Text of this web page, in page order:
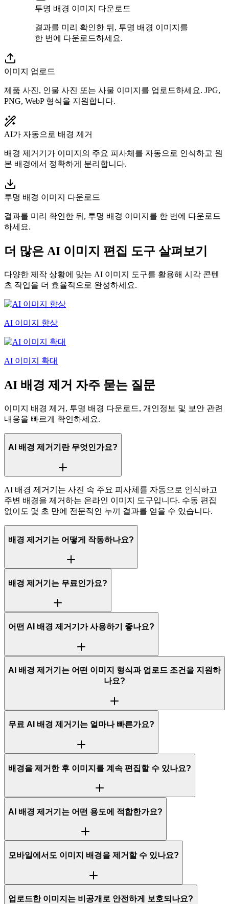
투명 배경 이미지 다운로드
결과를 미리 확인한 뒤, 투명 배경 이미지를
한 번에 다운로드하세요.
이미지 업로드
제품 사진, 인물 사진 또는 사물 이미지를 업로드하세요. JPG,
PNG, WebP 형식을 지원합니다.
AI가 자동으로 배경 제거
배경 제거기가 이미지의 주요 피사체를 자동으로 인식하고 원
본 배경에서 정확하게 분리합니다.
투명 배경 이미지 다운로드
결과를 미리 확인한 뒤, 투명 배경 이미지를 한 번에 다운로드
하세요.
더 많은 AI 이미지 편집 도구 살펴보기
다양한 제작 상황에 맞는 AI 이미지 도구를 활용해 시각 콘텐
츠 작업을 더 효율적으로 완성하세요.
AI 이미지 향상
AI 이미지 확대
AI 배경 제거 자주 묻는 질문
이미지 배경 제거, 투명 배경 다운로드, 개인정보 및 보안 관련
내용을 빠르게 확인하세요.
AI 배경 제거기란 무엇인가요?
AI 배경 제거기는 사진 속 주요 피사체를 자동으로 인식하고
주변 배경을 제거하는 온라인 이미지 도구입니다. 수동 편집
없이도 몇 초 만에 전문적인 누끼 결과를 얻을 수 있습니다.
배경 제거기는 어떻게 작동하나요?
배경 제거기는 무료인가요?
어떤 AI 배경 제거기가 사용하기 좋나요?
AI 배경 제거기는 어떤 이미지 형식과 업로드 조건을 지원하
나요?
무료 AI 배경 제거기는 얼마나 빠른가요?
배경을 제거한 후 이미지를 계속 편집할 수 있나요?
AI 배경 제거기는 어떤 용도에 적합한가요?
모바일에서도 이미지 배경을 제거할 수 있나요?
업로드한 이미지는 비공개로 안전하게 보호되나요?